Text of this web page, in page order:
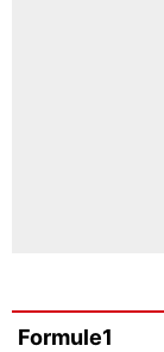
Formule1